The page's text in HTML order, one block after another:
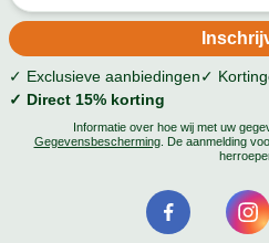
✓ Exclusieve aanbiedingen✓
✓ Direct 15% korting
Informatie over hoe wij met uw
Gegevensbescherming. De aanmelding